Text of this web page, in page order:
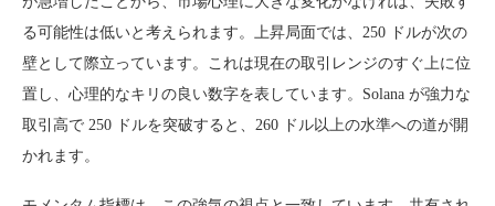
る可能性は低いと考えられます。上昇局面では、250 ドルが次の
壁として際立っています。これは現在の取引レンジのすぐ上に位
置し、心理的なキリの良い数字を表しています。Solana が強力な
取引高で 250 ドルを突破すると、260 ドル以上の水準への道が開
かれます。